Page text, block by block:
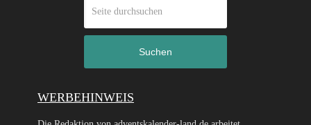
Suchen
WERBEHINWEIS